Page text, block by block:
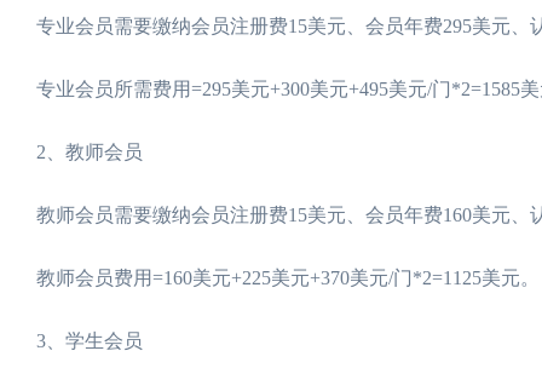
专业会员需要缴纳会员注册费15美元、会员年费295美元
专业会员所需费用=295美元+300美元+495美元/门*2=1585
2、教师会员
教师会员需要缴纳会员注册费15美元、会员年费160美元
教师会员费用=160美元+225美元+370美元/门*2=1125美元。
3、学生会员